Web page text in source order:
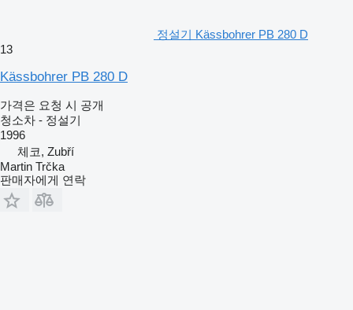
정설기 Kässbohrer PB 280 D
13
Kässbohrer PB 280 D
가격은 요청 시 공개
청소차 - 정설기
1996
체코, Zubří
Martin Trčka
판매자에게 연락